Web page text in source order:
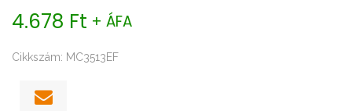
4.678 Ft + ÁFA
Cikkszám: MC3513EF